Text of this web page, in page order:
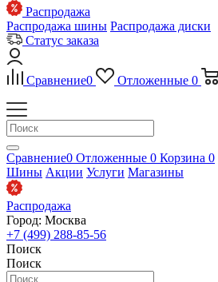
Распродажа
Распродажа шины Распродажа диски
Статус заказа
Сравнение0 Отложенные 0
Сравнение0 Отложенные 0 Корзина 0
Шины Акции Услуги Магазины
Распродажа
Город: Москва
+7 (499) 288-85-56
Поиск
Поиск